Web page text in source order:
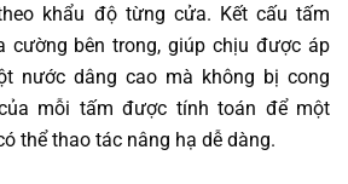
khẩu độ từng cửa. Kết cấu tấm
cường bên trong, giúp chịu được áp
nước dâng cao mà không bị cong
mỗi tấm được tính toán để một
thể thao tác nâng hạ dễ dàng.